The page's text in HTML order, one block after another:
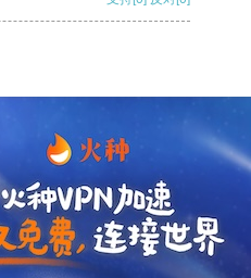
支持 [0] 反对 [0]